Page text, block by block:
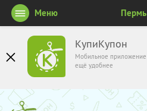
КупиКупон
Мобильное приложение
ещё удобнее
Меню Пермь